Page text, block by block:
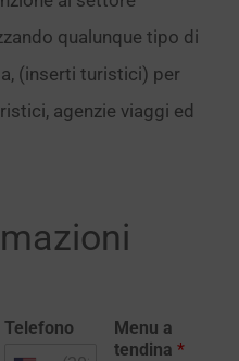
qualunque tipo di
(inserti turistici) per
agenzie viaggi ed
Telefono
Menu a
tendina *